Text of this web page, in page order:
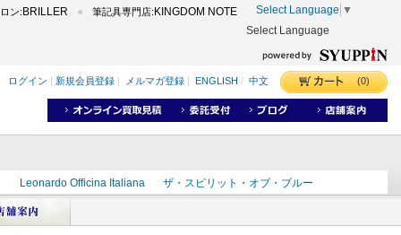
ン: BRILLER 筆記具専門店: KINGDOM NOTE Select Language ▼
Select Language
ログイン 新規会員登録 メルマガ登録 ENGLISH / 中文 (0)
Leonardo Officina Italiana
ザ・スピリット・オブ・ブルー
インD
ズ
カヴゼットインク スーベレーン モンブラン